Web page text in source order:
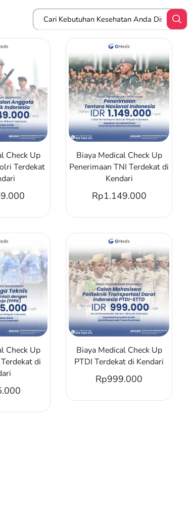
Check Up
Terdekat
Biaya Medical Check Up
Penerimaan TNI Terdekat di
Kendari
Rp1.149.000
Check Up
di
Biaya Medical Check Up
PTDI Terdekat di Kendari
Rp999.000